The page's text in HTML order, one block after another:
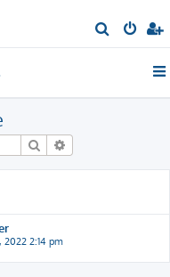
u
Suche
2022 2:14 pm